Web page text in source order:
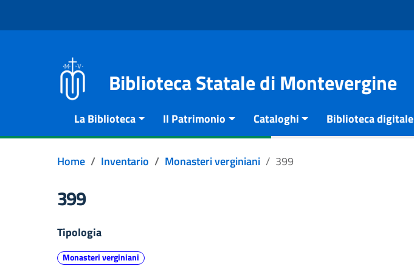
Biblioteca Statale di Montevergine
La Biblioteca Il Patrimonio Cataloghi Biblioteca digitale
Home Inventario Monasteri verginiani 399
399
Tipologia
Monasteri verginiani